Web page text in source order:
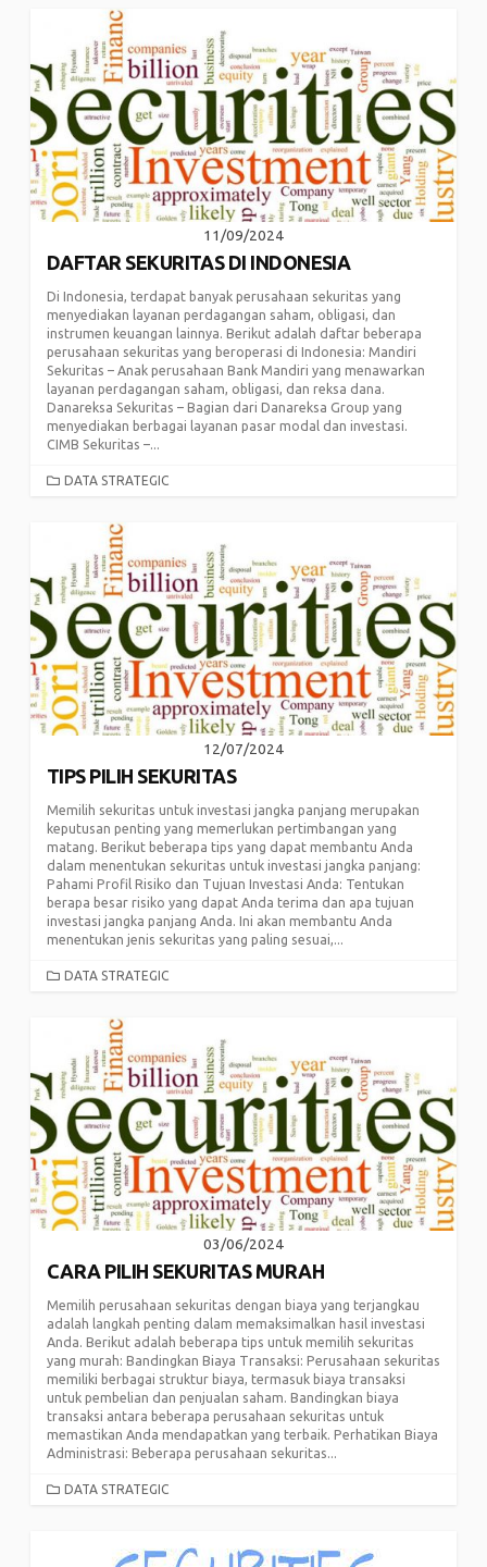
11/09/2024
DAFTAR SEKURITAS DI INDONESIA
Di Indonesia, terdapat banyak perusahaan sekuritas yang
menyediakan layanan perdagangan saham, obligasi, dan
instrumen keuangan lainnya. Berikut adalah daftar beberapa
perusahaan sekuritas yang beroperasi di Indonesia: Mandiri
Sekuritas – Anak perusahaan Bank Mandiri yang menawarkan
layanan perdagangan saham, obligasi, dan reksa dana.
Danareksa Sekuritas – Bagian dari Danareksa Group yang
menyediakan berbagai layanan pasar modal dan investasi.
CIMB Sekuritas –...
CATEGORIES
DATA STRATEGIC
12/07/2024
TIPS PILIH SEKURITAS
Memilih sekuritas untuk investasi jangka panjang merupakan
keputusan penting yang memerlukan pertimbangan yang
matang. Berikut beberapa tips yang dapat membantu Anda
dalam menentukan sekuritas untuk investasi jangka panjang:
Pahami Profil Risiko dan Tujuan Investasi Anda: Tentukan
berapa besar risiko yang dapat Anda terima dan apa tujuan
investasi jangka panjang Anda. Ini akan membantu Anda
menentukan jenis sekuritas yang paling sesuai,...
CATEGORIES
DATA STRATEGIC
03/06/2024
CARA PILIH SEKURITAS MURAH
Memilih perusahaan sekuritas dengan biaya yang terjangkau
adalah langkah penting dalam memaksimalkan hasil investasi
Anda. Berikut adalah beberapa tips untuk memilih sekuritas
yang murah: Bandingkan Biaya Transaksi: Perusahaan sekuritas
memiliki berbagai struktur biaya, termasuk biaya transaksi
untuk pembelian dan penjualan saham. Bandingkan biaya
transaksi antara beberapa perusahaan sekuritas untuk
memastikan Anda mendapatkan yang terbaik. Perhatikan Biaya
Administrasi: Beberapa perusahaan sekuritas...
CATEGORIES
DATA STRATEGIC